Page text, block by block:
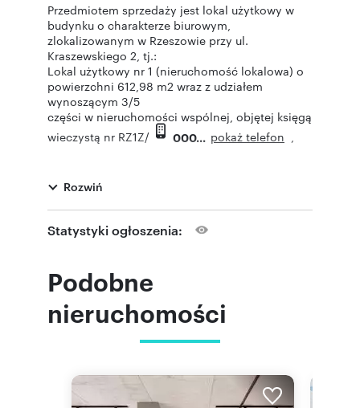
Przedmiotem sprzedaży jest lokal użytkowy w
budynku o charakterze biurowym,
zlokalizowanym w Rzeszowie przy ul.
Kraszewskiego 2, tj.:
Lokal użytkowy nr 1 (nieruchomość lokalowa) o
powierzchni 612,98 m2 wraz z udziałem
wynoszącym 3/5
części w nieruchomości wspólnej, objętej księgą
wieczystą nr RZ1Z/
000 pokaż telefon ,
wyłącznie do użytku właścicieli lokali.
• Lokal stanowi przedmiot odrębnej własności,
księga wieczysta nr RZ1Z/
pokaż telefon
• Lokal użytkowy nr 1 mieści się na czterech
kondygnacjach (piwnica – pom. przynależne,
Nieruchomość sprzedawana w drodze przetargu
nieograniczonego:
Rozwiń
Statystyki ogłoszenia:
Podobne
nieruchomości